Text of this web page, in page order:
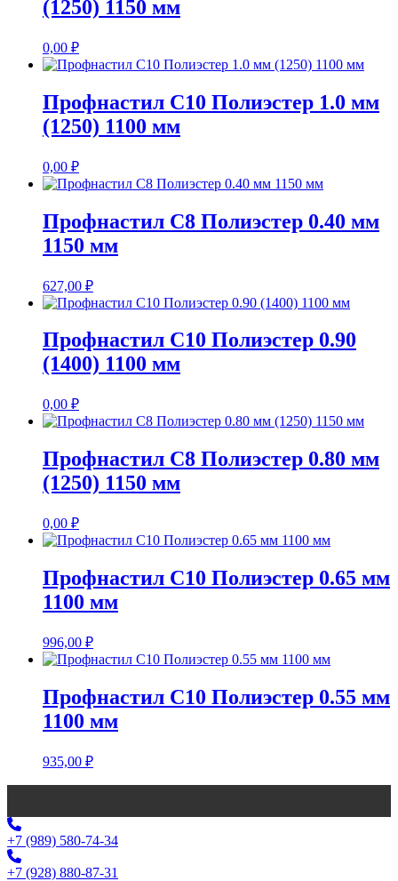
(1250) 1150 мм
0,00 ₽
Профнастил С10 Полиэстер 1.0 мм
(1250) 1100 мм
0,00 ₽
Профнастил С8 Полиэстер 0.40 мм
1150 мм
627,00 ₽
Профнастил С10 Полиэстер 0.90
(1400) 1100 мм
0,00 ₽
Профнастил С8 Полиэстер 0.80 мм
(1250) 1150 мм
0,00 ₽
Профнастил С10 Полиэстер 0.65 мм
1100 мм
996,00 ₽
Профнастил С10 Полиэстер 0.55 мм
1100 мм
935,00 ₽
+7 (989) 580-74-34
+7 (928) 880-87-31